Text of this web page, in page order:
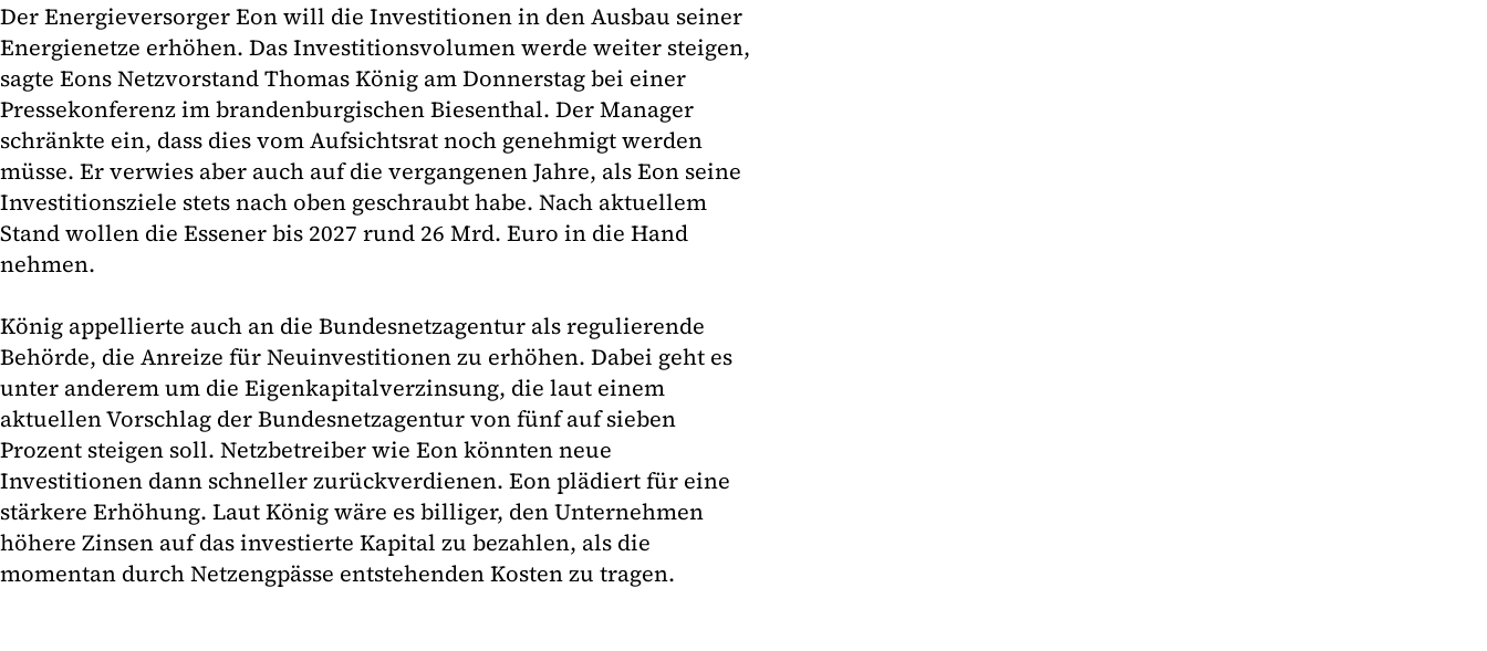
Der Energieversorger Eon will die Investitionen in den Ausbau seiner
Energienetze erhöhen. Das Investitionsvolumen werde weiter steigen,
sagte Eons Netzvorstand Thomas König am Donnerstag bei einer
Pressekonferenz im brandenburgischen Biesenthal. Der Manager
schränkte ein, dass dies vom Aufsichtsrat noch genehmigt werden
müsse. Er verwies aber auch auf die vergangenen Jahre, als Eon seine
Investitionsziele stets nach oben geschraubt habe. Nach aktuellem
Stand wollen die Essener bis 2027 rund 26 Mrd. Euro in die Hand
nehmen.
König appellierte auch an die Bundesnetzagentur als regulierende
Behörde, die Anreize für Neuinvestitionen zu erhöhen. Dabei geht es
unter anderem um die Eigenkapitalverzinsung, die laut einem
aktuellen Vorschlag der Bundesnetzagentur von fünf auf sieben
Prozent steigen soll. Netzbetreiber wie Eon könnten neue
Investitionen dann schneller zurückverdienen. Eon plädiert für eine
stärkere Erhöhung. Laut König wäre es billiger, den Unternehmen
höhere Zinsen auf das investierte Kapital zu bezahlen, als die
momentan durch Netzengpässe entstehenden Kosten zu tragen.